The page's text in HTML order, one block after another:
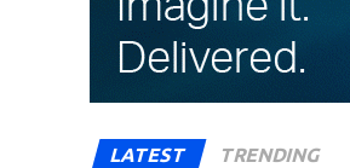
LATEST TRENDING